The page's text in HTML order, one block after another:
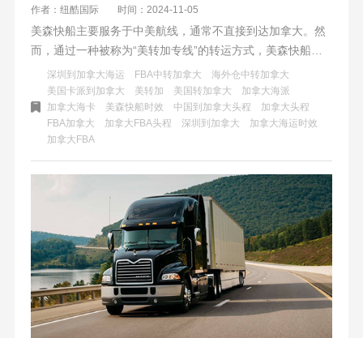
作者：纽酷国际 时间：2024-11-05
美森快船主要服务于中美航线，通常不直接到达加拿大。然
而，通过一种被称为“美转加专线”的转运方式，美森快船可
以从美国转运至加拿大。这种方式涉及从上海、宁波等地出
发的美森快船抵达美国后，再由卡车派送到加拿大的FBA仓
库。整体运输时间相对较短，且有一定的赔付保障。虽然美
森快船本身不直接到达加拿大，但通过转运方式，它仍然为
加拿大提供了高效、可靠的海运物流服务。
深圳到加拿大海运 FBA中转加拿大
海外仓中转加拿大
美国卡派到加拿大
美转加 美国转加拿大
加拿大海派
加拿大海卡
美森快船时效 中国到加拿大头程
加拿大头程
FBA加拿大
加拿大FBA头程 深圳到加拿大
加拿大海运时效
加拿大FBA